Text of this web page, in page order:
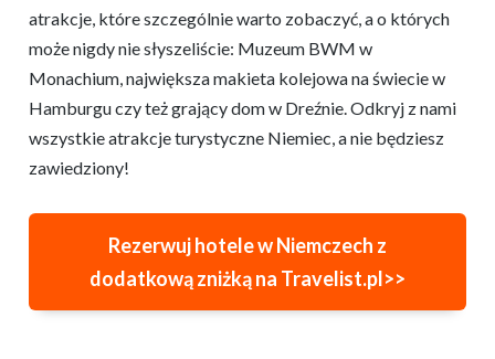
atrakcje, które szczególnie warto zobaczyć, a o których
może nigdy nie słyszeliście: Muzeum BWM w
Monachium, największa makieta kolejowa na świecie w
Hamburgu czy też grający dom w Dreźnie. Odkryj z nami
wszystkie atrakcje turystyczne Niemiec, a nie będziesz
zawiedziony!
Rezerwuj hotele w Niemczech z
dodatkową zniżką na Travelist.pl>>